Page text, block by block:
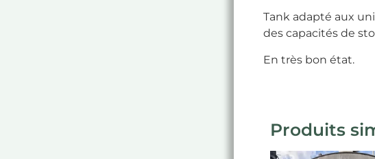
Tank adapté aux
des capacités de
En très bon état.
Produits